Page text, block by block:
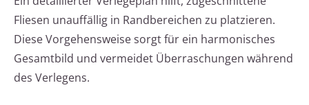
Fliesen unauffällig in Randbereichen zu platzieren.
Diese Vorgehensweise sorgt für ein harmonisches
Gesamtbild und vermeidet Überraschungen während
des Verlegens.